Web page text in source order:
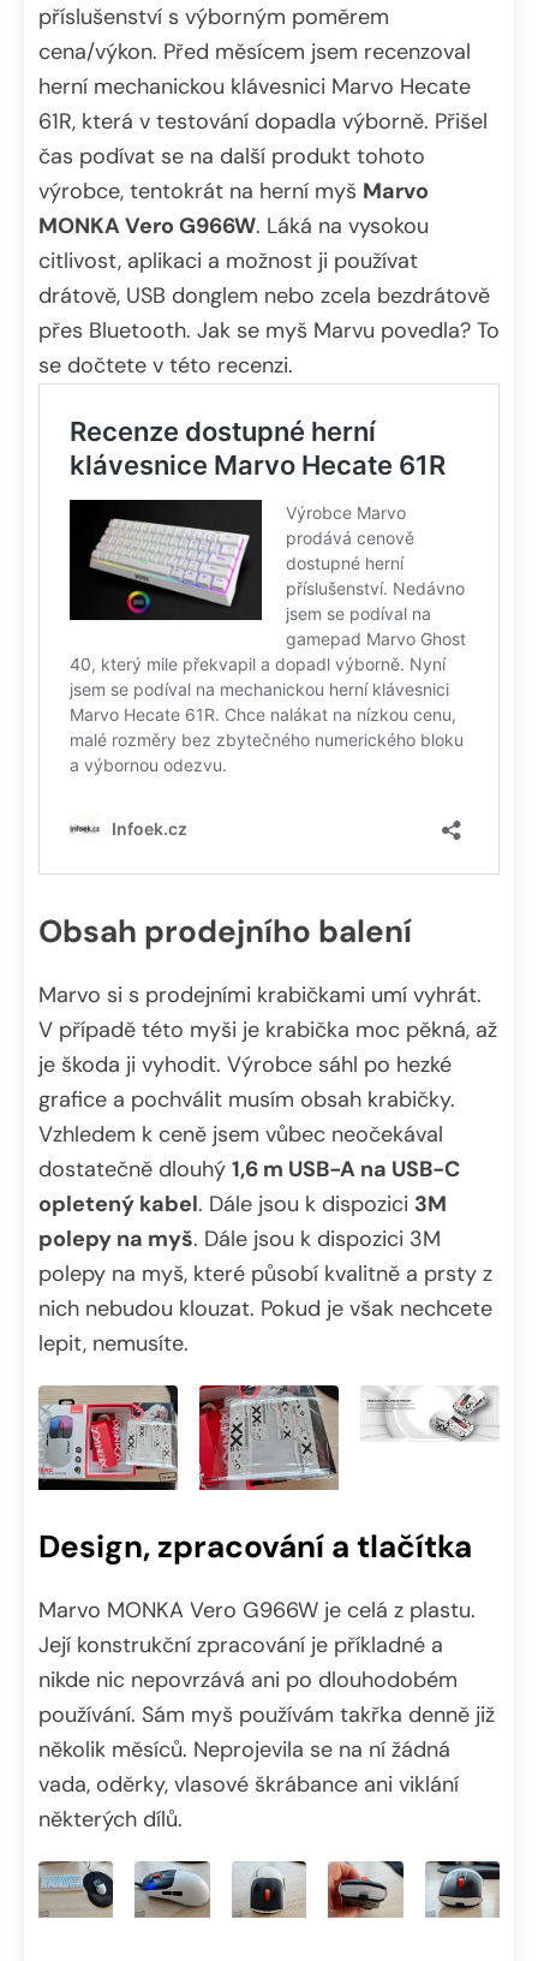
příslušenství s výborným poměrem
cena/výkon. Před měsícem jsem recenzoval
herní mechanickou klávesnici Marvo Hecate
61R, která v testování dopadla výborně. Přišel
čas podívat se na další produkt tohoto
výrobce, tentokrát na herní myš Marvo
MONKA Vero G966W. Láká na vysokou
citlivost, aplikaci a možnost ji používat
drátově, USB donglem nebo zcela bezdrátově
přes Bluetooth. Jak se myš Marvu povedla? To
se dočtete v této recenzi.
Obsah prodejního balení
Marvo si s prodejními krabičkami umí vyhrát.
V případě této myši je krabička moc pěkná, až
je škoda ji vyhodit. Výrobce sáhl po hezké
grafice a pochválit musím obsah krabičky.
Vzhledem k ceně jsem vůbec neočekával
dostatečně dlouhý 1,6 m USB-A na USB-C
opletený kabel. Dále jsou k dispozici 3M
polepy na myš. Dále jsou k dispozici 3M
polepy na myš, které působí kvalitně a prsty z
nich nebudou klouzat. Pokud je však nechcete
lepit, nemusíte.
Design, zpracování a tlačítka
Marvo MONKA Vero G966W je celá z plastu.
Její konstrukční zpracování je příkladné a
nikde nic nepovrzává ani po dlouhodobém
používání. Sám myš používám takřka denně již
několik měsíců. Neprojevila se na ní žádná
vada, oděrky, vlasové škrábance ani viklání
některých dílů.